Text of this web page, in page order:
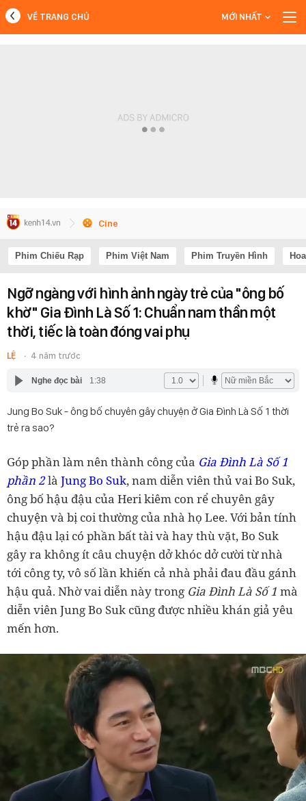
VỀ TRANG CHỦ MỚI NHẤT
Cine
Phim Chiếu Rạp Phim Việt Nam Phim Truyền Hình
Ngỡ ngàng với hình ảnh ngày trẻ của "ông bố
khờ" Gia Đình Là Số 1: Chuẩn nam thần một
thời, tiếc là toàn đóng vai phụ
LỆ 4 năm trước
Nghe đọc bài 1:38
Jung Bo Suk - ông bố chuyên gây chuyện ở Gia Đình Là Số 1 thời
trẻ ra sao?
Góp phần làm nên thành công của Gia Đình Là Số 1
phần 2là Jung Bo Suk, nam diễn viên thủ vai Bo Suk,
ông bố hậu đậu của Heri kiêm con rể chuyên gây
chuyện và bị coi thường của nhà họ Lee. Với bản tính
hậu đậu lại có phần bất tài và hay thù vặt, Bo Suk
gây ra không ít câu chuyện dở khóc dở cười từ nhà
tới công ty, vô số lần khiến cả nhà phải đau đầu gánh
hậu quả. Nhờ vai diễn này trong Gia Đình Là Số 1 mà
diễn viên Jung Bo Suk cũng được nhiều khán giả yêu
mến hơn.